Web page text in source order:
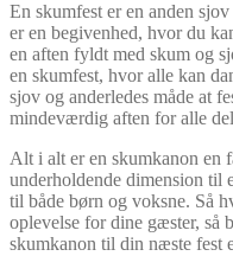
En skumfest er en anden
er en begivenhed, hvor du
en aften fyldt med skum og
en skumfest, hvor alle kan
sjov og anderledes måde at
mindeværdig aften for alle
Alt i alt er en skumkanon en
underholdende dimension til
til både børn og voksne. Så
oplevelse for dine gæster, så
skumkanon til din næste fest